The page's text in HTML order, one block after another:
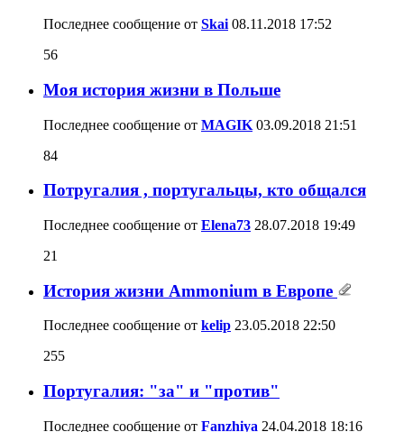
Последнее сообщение от Skai 08.11.2018 17:52
56
Моя история жизни в Польше
Последнее сообщение от MAGIK 03.09.2018 21:51
84
Потругалия , португальцы, кто общался
Последнее сообщение от Elena73 28.07.2018 19:49
21
История жизни Ammonium в Европе
Последнее сообщение от kelip 23.05.2018 22:50
255
Португалия: "за" и "против"
Последнее сообщение от Fanzhiya 24.04.2018 18:16